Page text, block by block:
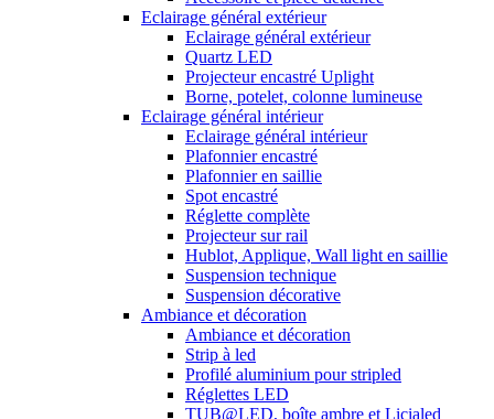
Eclairage général extérieur
Eclairage général extérieur
Quartz LED
Projecteur encastré Uplight
Borne, potelet, colonne lumineuse
Eclairage général intérieur
Eclairage général intérieur
Plafonnier encastré
Plafonnier en saillie
Spot encastré
Réglette complète
Projecteur sur rail
Hublot, Applique, Wall light en saillie
Suspension technique
Suspension décorative
Ambiance et décoration
Ambiance et décoration
Strip à led
Profilé aluminium pour stripled
Réglettes LED
TUB@LED, boîte ambre et Licialed